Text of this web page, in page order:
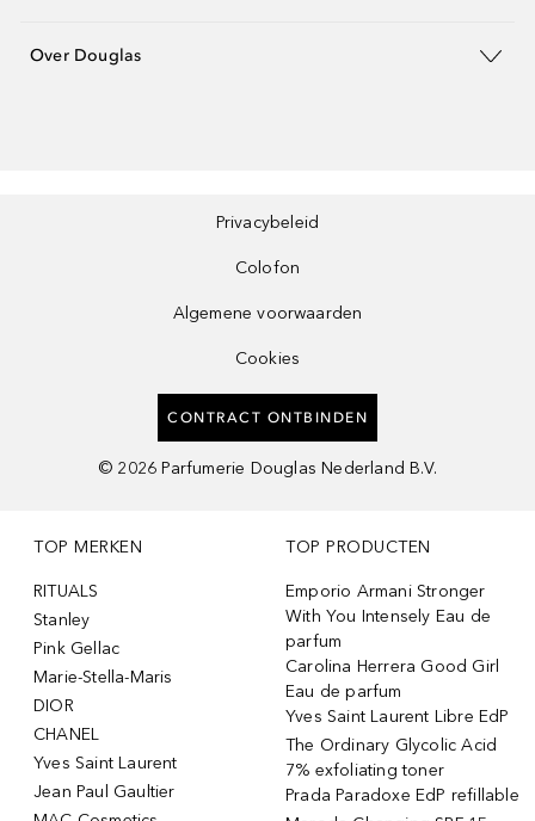
Over Douglas
Privacybeleid
Colofon
Algemene voorwaarden
Cookies
CONTRACT ONTBINDEN
© 2026 Parfumerie Douglas Nederland B.V.
TOP MERKEN
RITUALS
Stanley
Pink Gellac
Marie-Stella-Maris
DIOR
CHANEL
Yves Saint Laurent
Jean Paul Gaultier
TOP PRODUCTEN
Emporio Armani Stronger
With You Intensely Eau de
parfum
Carolina Herrera Good Girl
Eau de parfum
Yves Saint Laurent Libre EdP
The Ordinary Glycolic Acid
7% exfoliating toner
Prada Paradoxe EdP refillable